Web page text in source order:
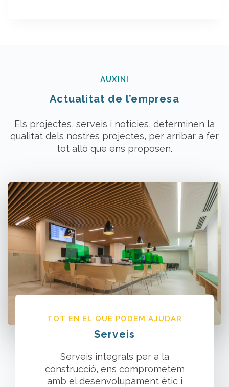
AUXINI
Actualitat de l’empresa
Els projectes, serveis i notícies, determinen la
qualitat dels nostres projectes, per arribar a fer
tot allò que ens proposen.
TOT EN EL QUE PODEM AJUDAR
Serveis
Serveis integrals per a la
construcció, ens comprometem
amb el desenvolupament ètic i